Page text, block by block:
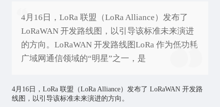
4月16日，LoRa 联盟（LoRa Alliance）发布了
LoRaWAN 开发路线图，以引导该标准未来演进
的方向。LoRaWAN 开发路线图LoRa 作为低功耗
广域网通信领域的“明星”之一，是
4月16日，LoRa 联盟（LoRa Alliance）发布了 LoRaWAN 开发路
线图，以引导该标准未来演进的方向。